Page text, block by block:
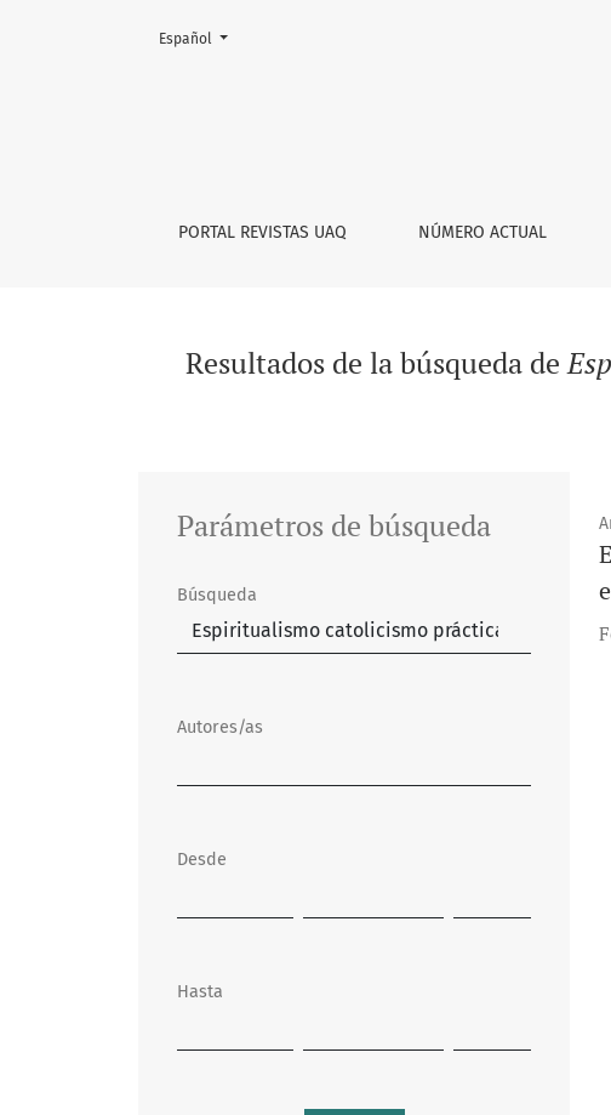
Buscar
PORTAL REVISTAS UAQ NÚMERO ACTUAL
Cambiar el idioma. El actual es:
Español
Resultados de la búsqueda de
Parámetros de búsqueda
Búsqueda
Autores/as
Desde
Hasta